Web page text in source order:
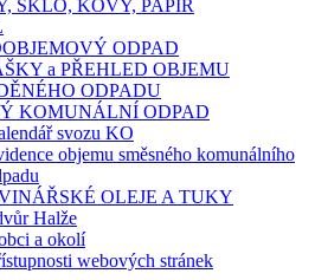
SKLO, KOVY, PAPÍR
ODPAD
a PŘEHLED OBJEMU
ODPADU
KOMUNÁLNÍ ODPAD
svozu KO
objemu směsného komunálního
OLEJE A TUKY
Halže
a okolí
webových stránek